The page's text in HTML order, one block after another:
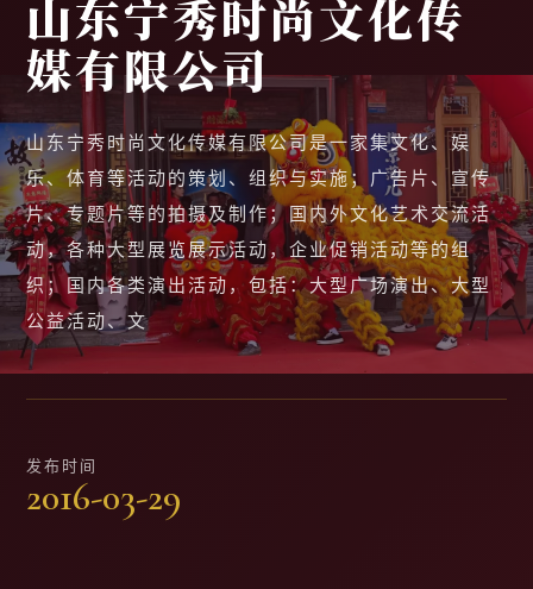
山东宁秀时尚文化传
媒有限公司
山东宁秀时尚文化传媒有限公司是一家集文化、娱
乐、体育等活动的策划、组织与实施；广告片、宣传
片、专题片等的拍摄及制作；国内外文化艺术交流活
动，各种大型展览展示活动，企业促销活动等的组
织；国内各类演出活动，包括：大型广场演出、大型
公益活动、文
发布时间
2016-03-29